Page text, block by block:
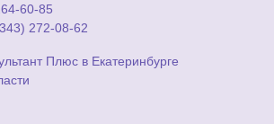
60-85
272-08-62
Плюс в Екатеринбурге